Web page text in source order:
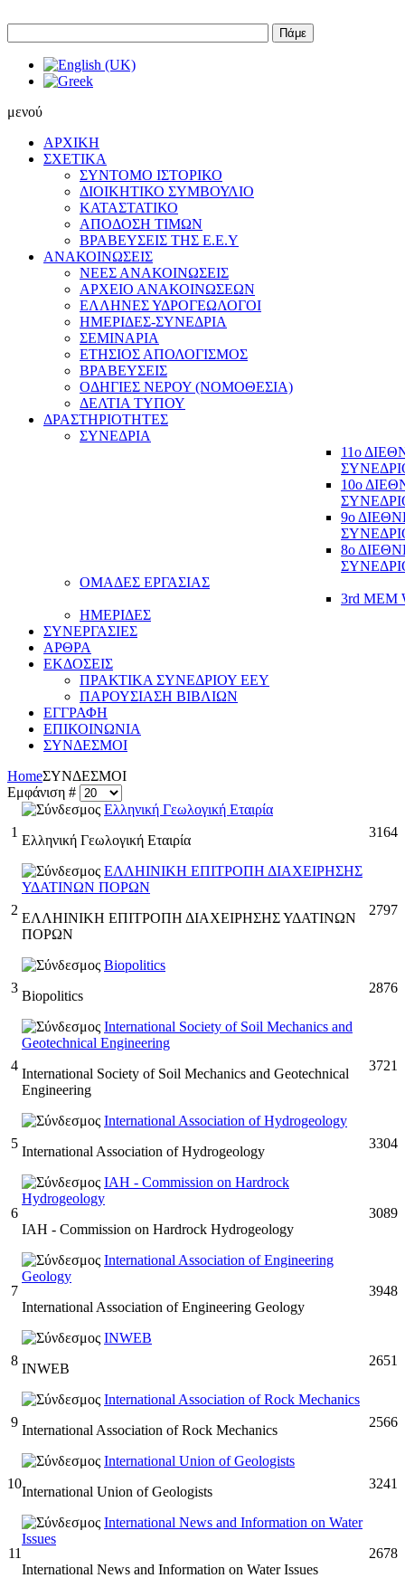
Πάμε
μενού
ΑΡΧΙΚΗ
ΣΧΕΤΙΚΑ
ΣΥΝΤΟΜΟ ΙΣΤΟΡΙΚΟ
ΔΙΟΙΚΗΤΙΚΟ ΣΥΜΒΟΥΛΙΟ
ΚΑΤΑΣΤΑΤΙΚΟ
ΑΠΟΔΟΣΗ ΤΙΜΩΝ
ΒΡΑΒΕΥΣΕΙΣ ΤΗΣ Ε.Ε.Υ
ΑΝΑΚΟΙΝΩΣΕΙΣ
ΝΕΕΣ ΑΝΑΚΟΙΝΩΣΕΙΣ
ΑΡΧΕΙΟ ΑΝΑΚΟΙΝΩΣΕΩΝ
ΕΛΛΗΝΕΣ ΥΔΡΟΓΕΩΛΟΓΟΙ
ΗΜΕΡΙΔΕΣ-ΣΥΝΕΔΡΙΑ
ΣΕΜΙΝΑΡΙΑ
ΕΤΗΣΙΟΣ ΑΠΟΛΟΓΙΣΜΟΣ
ΒΡΑΒΕΥΣΕΙΣ
ΟΔΗΓΙΕΣ ΝΕΡΟΥ (ΝΟΜΟΘΕΣΙΑ)
ΔΕΛΤΙΑ ΤΥΠΟΥ
ΔΡΑΣΤΗΡΙΟΤΗΤΕΣ
ΣΥΝΕΔΡΙΑ
11ο
10ο
9ο
8ο
ΟΜΑΔΕΣ ΕΡΓΑΣΙΑΣ
3rd MEM
ΗΜΕΡΙΔΕΣ
ΣΥΝΕΡΓΑΣΙΕΣ
ΑΡΘΡΑ
ΕΚΔΟΣΕΙΣ
ΠΡΑΚΤΙΚΑ ΣΥΝΕΔΡΙΟΥ ΕΕΥ
ΠΑΡΟΥΣΙΑΣΗ ΒΙΒΛΙΩΝ
ΕΓΓΡΑΦΗ
ΕΠΙΚΟΙΝΩΝΙΑ
ΣΥΝΔΕΣΜΟΙ
HomeΣΥΝΔΕΣΜΟΙ
Εμφάνιση #
1
Ελληνική Γεωλογική Εταιρία
Ελληνική Γεωλογική Εταιρία
3164
2
ΕΛΛΗΙΝΙΚΗ ΕΠΙΤΡΟΠΗ ΔΙΑΧΕΙΡΗΣΗΣ
ΥΔΑΤΙΝΩΝ ΠΟΡΩΝ
ΕΛΛΗΙΝΙΚΗ ΕΠΙΤΡΟΠΗ ΔΙΑΧΕΙΡΗΣΗΣ ΥΔΑΤΙΝΩΝ
ΠΟΡΩΝ
2797
3
Biopolitics
Biopolitics
2876
4
International Society of Soil Mechanics and
Geotechnical Engineering
International Society of Soil Mechanics and Geotechnical
Engineering
3721
5
International Association of Hydrogeology
International Association of Hydrogeology
3304
6
IAH - Commission on Hardrock
Hydrogeology
IAH - Commission on Hardrock Hydrogeology
3089
7
International Association of Engineering
Geology
International Association of Engineering Geology
3948
8
INWEB
INWEB
2651
9
International Association of Rock Mechanics
International Association of Rock Mechanics
2566
10
International Union of Geologists
International Union of Geologists
3241
11
International News and Information on Water
Issues
International News and Information on Water Issues
2678